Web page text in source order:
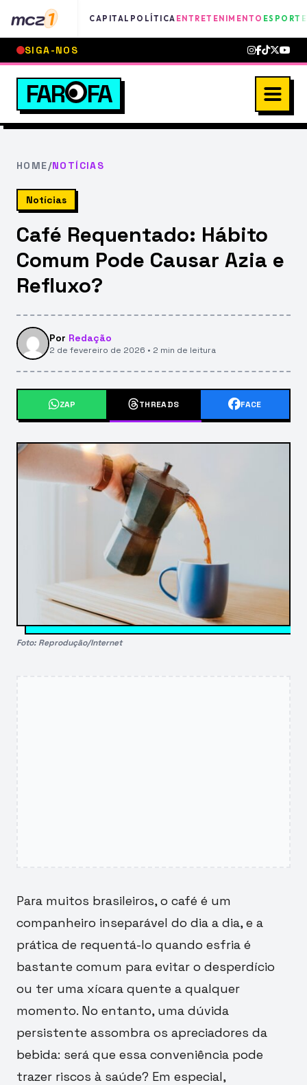
mcz1 CAPITAL POLÍTICA ENTRETENIMENTO
SIGA-NOS
FAR FA
HOME/NOTÍCIAS
Notícias
Café Requentado: Hábito
Comum Pode Causar Azia e
Refluxo?
Por Redação
2 de fevereiro de 2026 • 2 min de leitura
ZAP THREADS FACE
Foto: Reprodução/Internet
Para muitos brasileiros, o café é um
companheiro inseparável do dia a dia, e a
prática de requentá-lo quando esfria é
bastante comum para evitar o desperdício
ou ter uma xícara quente a qualquer
momento. No entanto, uma dúvida
persistente assombra os apreciadores da
bebida: será que essa conveniência pode
trazer riscos à saúde? Em especial,